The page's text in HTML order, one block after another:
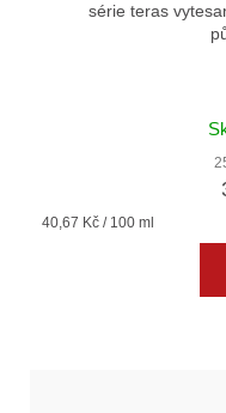
série teras
Měrná
40,67 Kč / 100 ml